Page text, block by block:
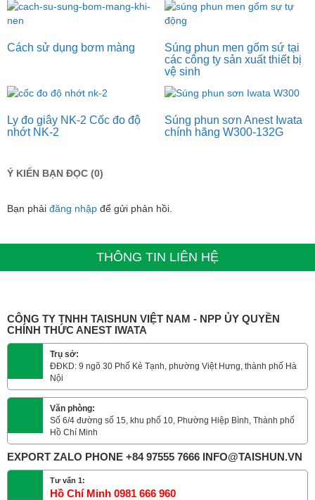
Cách sử dụng bơm màng
Súng phun men gốm sứ tại
các công ty sản xuất thiết bị
vệ sinh
Ly đo giây NK-2 Cốc đo độ
nhớt NK-2
Súng phun sơn Anest Iwata
chính hãng W300-132G
Ý KIẾN BẠN ĐỌC (0)
Bạn phải đăng nhập để gửi phản hồi.
THÔNG TIN LIÊN HỆ
CÔNG TY TNHH TAISHUN VIỆT NAM - NPP ỦY QUYỀN
CHÍNH THỨC ANEST IWATA
Trụ sở:
ĐĐKD: 9 ngõ 30 Phố Kẻ Tạnh, phường Việt Hưng, thành phố Hà
Nội
Văn phòng:
Số 6/4 đường số 15, khu phố 10, Phường Hiệp Bình, Thành phố
Hồ Chí Minh
EXPORT ZALO PHONE +84 97555 7666 INFO@TAISHUN.VN
Tư vấn 1:
Hồ Chí Minh 0981 666 960